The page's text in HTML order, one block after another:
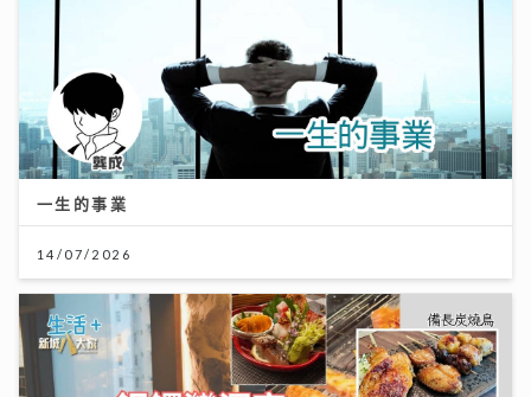
一生的事業
14/07/2026